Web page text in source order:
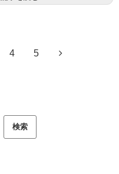
4 5
検索